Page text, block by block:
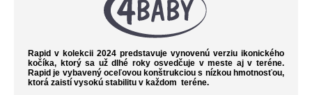
Rapid v kolekcii 2024 predstavuje vynovenú verziu ikonického
kočíka, ktorý sa už dlhé roky osvedčuje v meste aj v teréne.
Rapid je vybavenýoceľovou konštrukciou s nízkou hmotnosťou,
ktorá zaistí vysokú stabilitu v každom teréne.